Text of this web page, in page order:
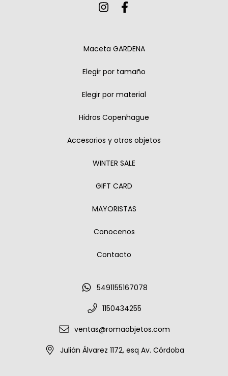
Maceta GARDENA
Elegir por tamaño
Elegir por material
Hidros Copenhague
Accesorios y otros objetos
WINTER SALE
GIFT CARD
MAYORISTAS
Conocenos
Contacto
5491155167078
1150434255
ventas@romaobjetos.com
Julián Álvarez 1172, esq Av. Córdoba